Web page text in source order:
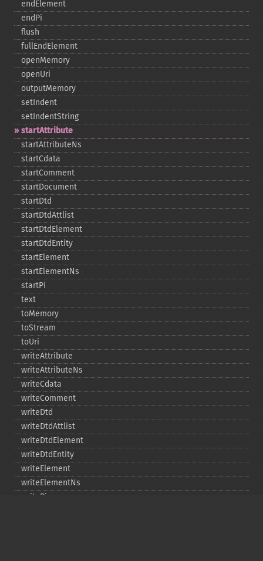
endElement
endPi
flush
fullEndElement
openMemory
openUri
outputMemory
setIndent
setIndentString
startAttribute
startAttributeNs
startCdata
startComment
startDocument
startDtd
startDtdAttlist
startDtdElement
startDtdEntity
startElement
startElementNs
startPi
text
toMemory
toStream
toUri
writeAttribute
writeAttributeNs
writeCdata
writeComment
writeDtd
writeDtdAttlist
writeDtdElement
writeDtdEntity
writeElement
writeElementNs
writePi